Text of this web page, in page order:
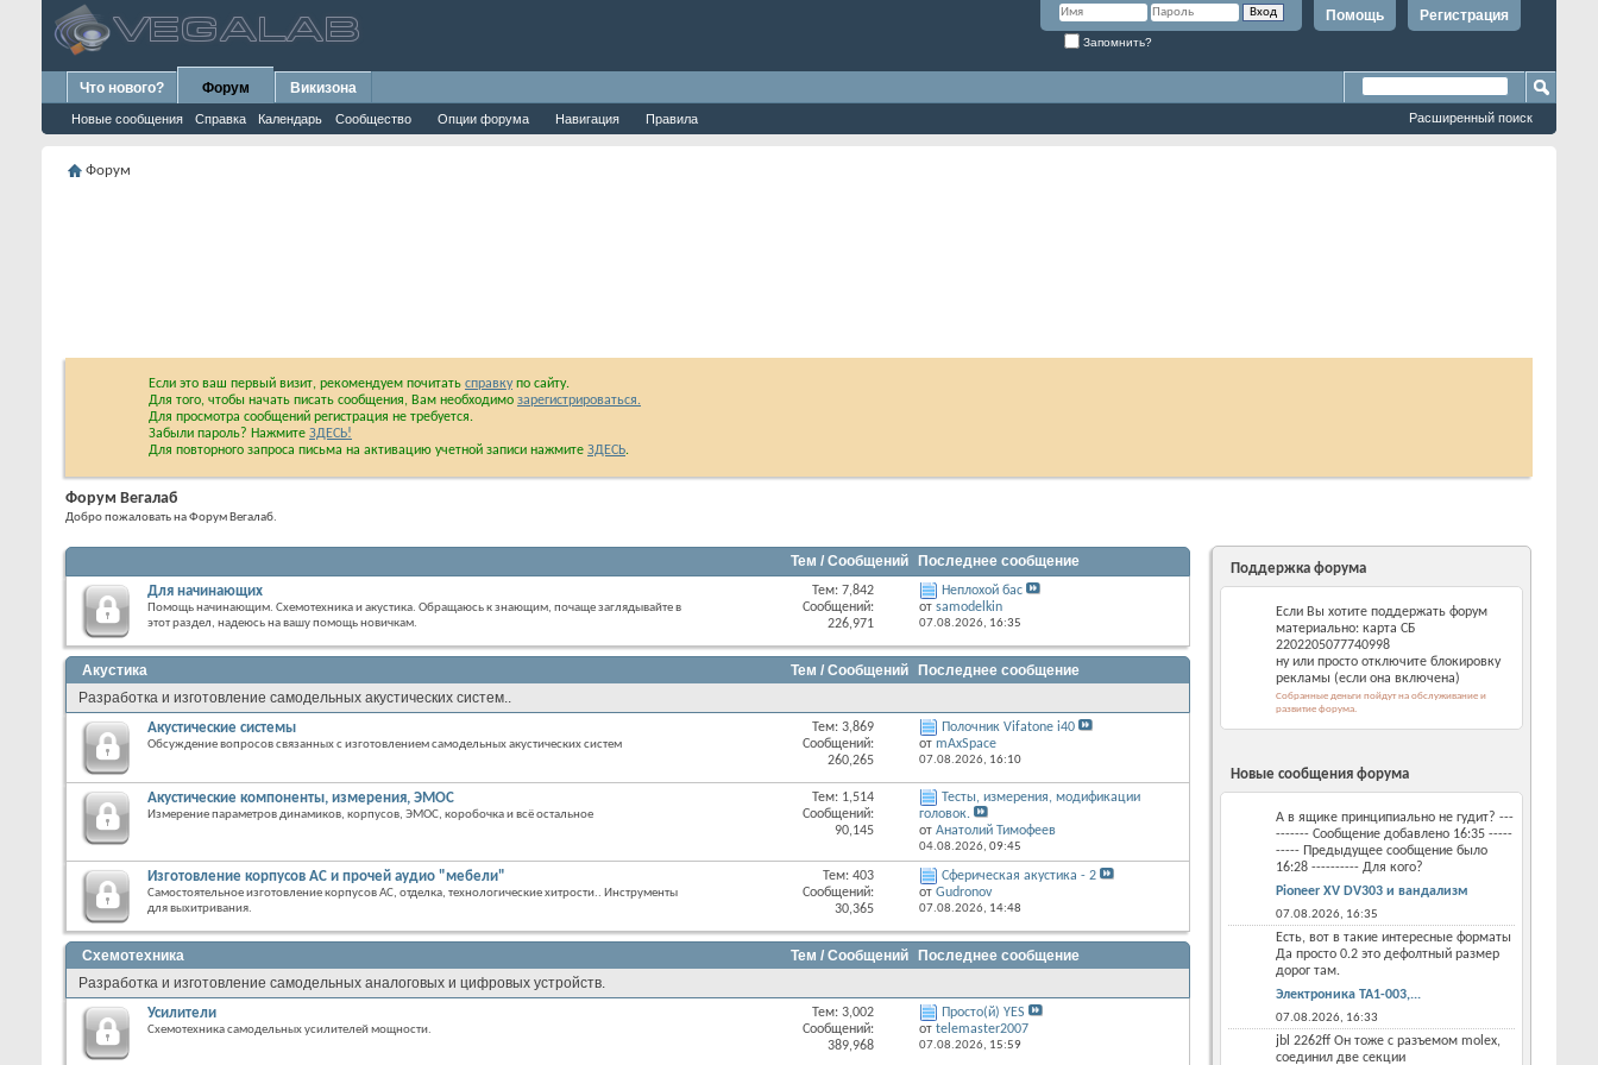
Регистрация
Помощь
Запомнить?
Что нового? Форум
Новые сообщения Справка Календарь Сообщество Опции форума Навигация Правила
Викизона
Расширенный поиск
Форум
Если это ваш первый визит, рекомендуем почитать справкупо сайту.
Для того, чтобы начать писать сообщения, Вам необходимо зарегистрироваться.
Для просмотра сообщений регистрация не требуется.
Забыли пароль? Нажмите ЗДЕСЬ!
Для повторного запроса письма на активацию учетной записи нажмите ЗДЕСЬ.
Форум Вегалаб
Добро пожаловать на Форум Вегалаб.
Тем / Сообщений Последнее сообщение
Для начинающих
Помощь начинающим. Схемотехника и акустика. Обращаюсь к знающим, почаще заглядывайте в
этот раздел, надеюсь на вашу помощь новичкам.
раздела
Тем: 7,842
Сообщений:
226,971
Неплохой бас
отsamodelkin
07.08.2026, 16:35
Акустика Тем / Сообщений
Последнее сообщение
Разработка и изготовление самодельных акустических систем..
Акустические системы
Обсуждение вопросов связанных с изготовлением самодельных акустических систем
раздела
Тем: 3,869
Сообщений:
260,265
Полочник Vifatone i40
отmAxSpace
07.08.2026, 16:10
Акустические компоненты, измерения, ЭМОС
Измерение параметров динамиков, корпусов, ЭМОС, коробочка и всё остальное
Тем: 1,514
Сообщений:
90,145
Тесты, измерения, модификации
головок.
отАнатолий Тимофеев
04.08.2026,09:45
Изготовление корпусов АС и прочей аудио "мебели"
Самостоятельное изготовление корпусов АС, отделка, технологические хитрости.. Инструменты
для выхитривания.
раздела
Тем: 403
Сообщений:
30,365
Сферическая акустика - 2
отGudronov
07.08.2026, 14:48
Схемотехника Тем / Сообщений
Последнее сообщение
Разработка и изготовление самодельных аналоговых и цифровых устройств.
Усилители
Схемотехника самодельных усилителей мощности.
Тем: 3,002
Сообщений:
389,968
Просто(й) YES
отtelemaster2007
07.08.2026, 15:59
Поддержка форума
Если Вы хотите поддержать форум
материально: карта СБ
2202205077740998
ну или просто отключите блокировку
рекламы (если она включена)
Собранные деньги пойдут на обслуживание и
развитие форума.
Новые сообщения форума
А в ящике принципиально не гудит? ---
------- Сообщение добавлено 16:35 -----
----- Предыдущее сообщение было
16:28 ---------- Для кого?
Pioneer XV DV303 и вандализм
07.08.2026, 16:35
Есть, вот в такие интересные форматы
Да просто 0.2 это дефолтный размер
дорог там.
Электроника ТА1-003,...
07.08.2026, 16:33
jbl 2262ff Он тоже с разъемом molex,